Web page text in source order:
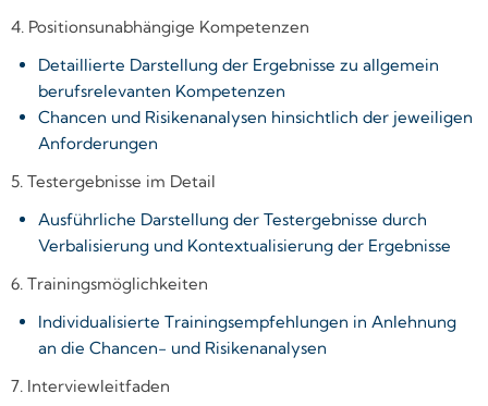
4. Positionsunabhängige Kompetenzen
Detaillierte Darstellung der Ergebnisse zu allgemein
berufsrelevanten Kompetenzen
Chancen und Risikenanalysen hinsichtlich der jeweiligen
Anforderungen
5. Testergebnisse im Detail
Ausführliche Darstellung der Testergebnisse durch
Verbalisierung und Kontextualisierung der Ergebnisse
6. Trainingsmöglichkeiten
Individualisierte Trainingsempfehlungen in Anlehnung
an die Chancen- und Risikenanalysen
7. Interviewleitfaden